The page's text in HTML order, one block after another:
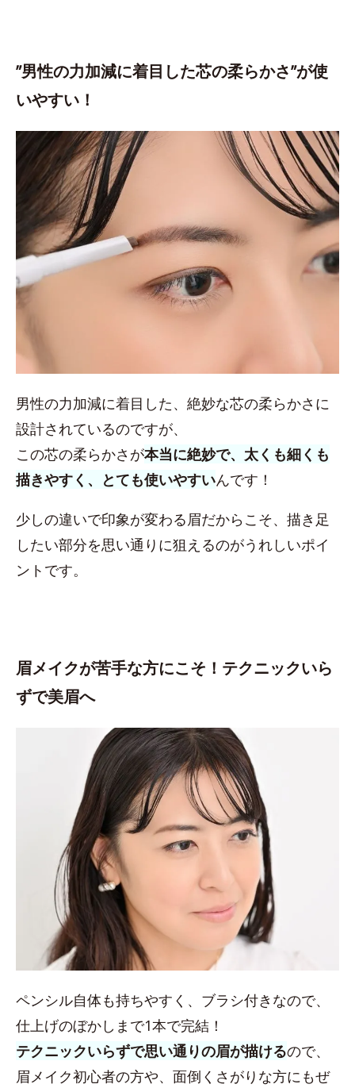
”男性の力加減に着目した芯の柔らかさ”が使
いやすい！
男性の力加減に着目した、絶妙な芯の柔らかさに
設計されているのですが、
この芯の柔らかさが本当に絶妙で、太くも細くも
描きやすく、とても使いやすいんです！
少しの違いで印象が変わる眉だからこそ、描き足
したい部分を思い通りに狙えるのがうれしいポイ
ントです。
眉メイクが苦手な方にこそ！テクニックいら
ずで美眉へ
ペンシル自体も持ちやすく、ブラシ付きなので、
仕上げのぼかしまで1本で完結！
テクニックいらずで思い通りの眉が描けるので、
眉メイク初心者の方や、面倒くさがりな方にもぜ